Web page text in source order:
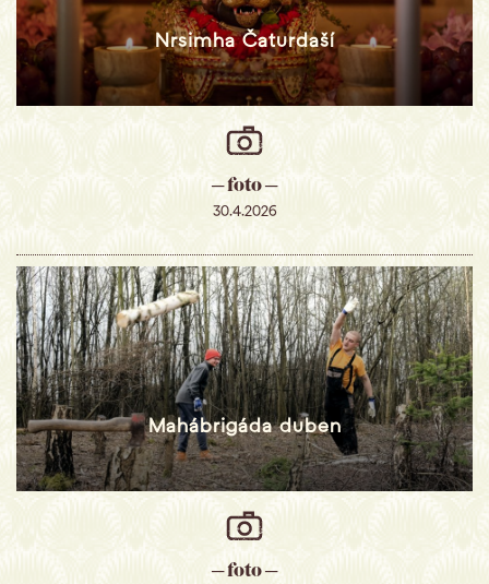
Nrsimha Čaturdaší
─ foto ─
30.4.2026
Mahábrigáda duben
─ foto ─